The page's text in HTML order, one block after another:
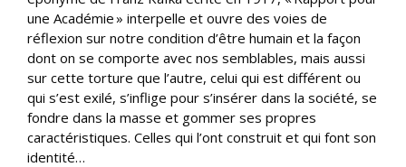
une Académie » interpelle et ouvre des voies de
réflexion sur notre condition d’être humain et la façon
dont on se comporte avec nos semblables, mais aussi
sur cette torture que l’autre, celui qui est différent ou
qui s’est exilé, s’inflige pour s’insérer dans la société, se
fondre dans la masse et gommer ses propres
caractéristiques. Celles qui l’ont construit et qui font son
identité…